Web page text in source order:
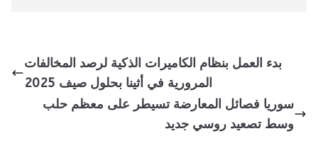
بدء العمل بنظام الكاميرات الذكية لرصد المخالفات
المرورية في أثينا بحلول صيف 2025
سوريا فصائل المعارضة تسيطر على معظم حلب
وسط تصعيد روسي جديد